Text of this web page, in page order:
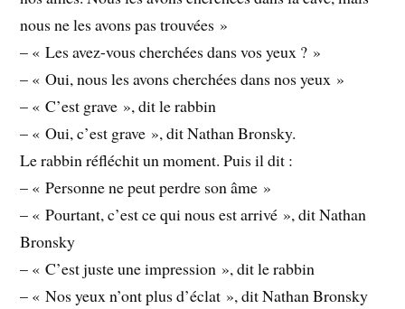
nous ne les avons pas trouvées »
– « Les avez-vous cherchées dans vos yeux ? »
– « Oui, nous les avons cherchées dans nos yeux »
– « C’est grave », dit le rabbin
– « Oui, c’est grave », dit Nathan Bronsky.
Le rabbin réfléchit un moment. Puis il dit :
– « Personne ne peut perdre son âme »
– « Pourtant, c’est ce qui nous est arrivé », dit Nathan
Bronsky
– « C’est juste une impression », dit le rabbin
– « Nos yeux n’ont plus d’éclat », dit Nathan Bronsky